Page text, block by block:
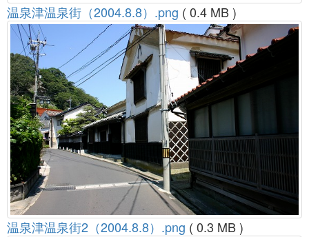
温泉津温泉街（2004.8.8）.png ( 0.4 MB )
温泉津温泉街2（2004.8.8）.png ( 0.3 MB )